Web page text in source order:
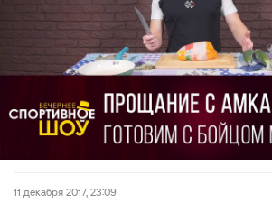
11 декабря 2017, 23:09